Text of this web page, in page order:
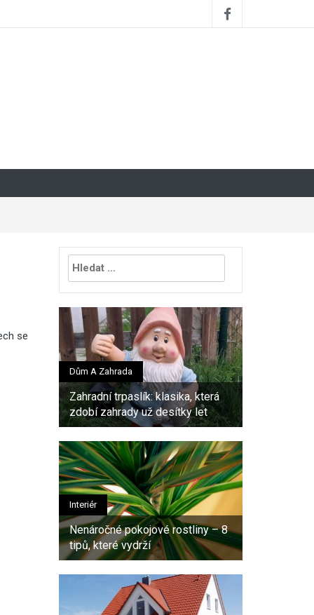
se
Vyhledávání
Dům A Zahrada
Zahradní trpaslík: klasika, která
zdobí zahrady už desítky let
Interiér
Nenáročné pokojové rostliny – 8
tipů, které vydrží